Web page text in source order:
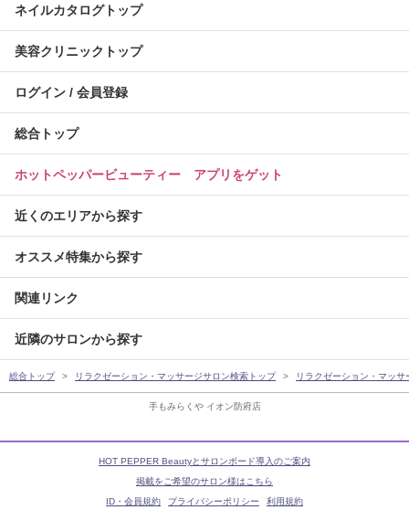
手もみらくや イオン防府店
ネイルカタログトップ
美容クリニックトップ
ログイン / 会員登録
総合トップ
ホットペッパービューティー アプリをゲット
近くのエリアから探す
オススメ特集から探す
関連リンク
近隣のサロンから探す
総合トップ リラクゼーション・マッサージサロン検索トップ リラクゼーション・マッ
HOT PEPPER Beautyとサロンボード導入のご案内
掲載をご希望のサロン様はこちら
ID・会員規約
プライバシーポリシー 利用規約